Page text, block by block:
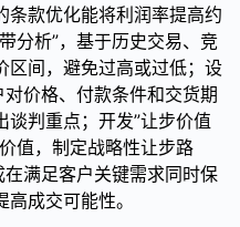
条款优化能将利润率提高约
分析”，基于历史交易、竞
区间，避免过高或过低；设
价格、付款条件和交货期
判重点；开发”让步价值
值，制定战略性让步路
满足客户关键需求同时保
成交可能性。